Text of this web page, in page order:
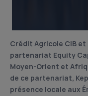
Crédit Agricole CIB
partenariat Equity
Moyen-Orient et
de ce partenariat,
présence locale aux